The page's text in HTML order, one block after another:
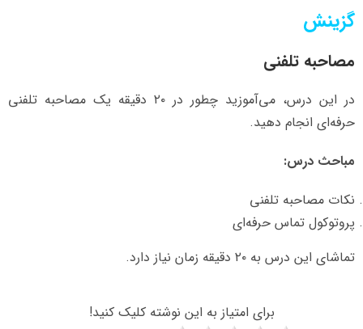
گزینش
مصاحبه تلفنی
در این درس، می‌آموزید چطور در ۲۰ دقیقه یک مصاحبه تلفنی
حرفه‌ای انجام دهید.
مباحث درس:
نکات مصاحبه تلفنی
پروتوکول تماس حرفه‌ای
تماشای این درس به ۲۰ دقیقه زمان نیاز دارد.
برای امتیاز به این نوشته کلیک کنید!